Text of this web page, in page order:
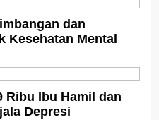
dan
Kesehatan Mental
Ribu Ibu Hamil dan
Depresi